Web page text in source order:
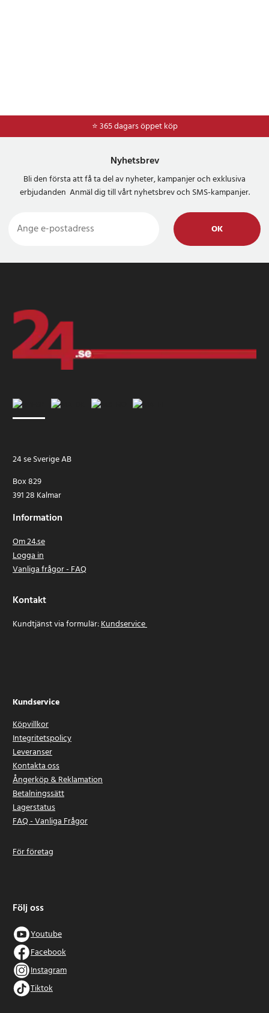
⭐ 365 dagars öppet köp
⭐Frakt 49kr *
Nyhetsbrev
Bli den första att få ta del av nyheter, kampanjer och exklusiva
erbjudanden Anmäl dig till vårt nyhetsbrev och SMS-kampanjer.
OK
24 se Sverige AB
Box 829
391 28 Kalmar
Information
Om 24.se
Logga in
Vanliga frågor - FAQ
Kontakt
Kundtjänst via formulär:Kundservice
Kundservice
Köpvillkor
Integritetspolicy
Leveranser
Kontakta oss
Ångerköp & Reklamation
Betalningssätt
Lagerstatus
FAQ - Vanliga Frågor
För företag
Följ oss
Youtube
Facebook
Instagram
Tiktok